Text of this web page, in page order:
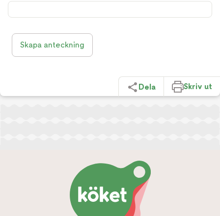
Skapa anteckning
Dela Skriv ut